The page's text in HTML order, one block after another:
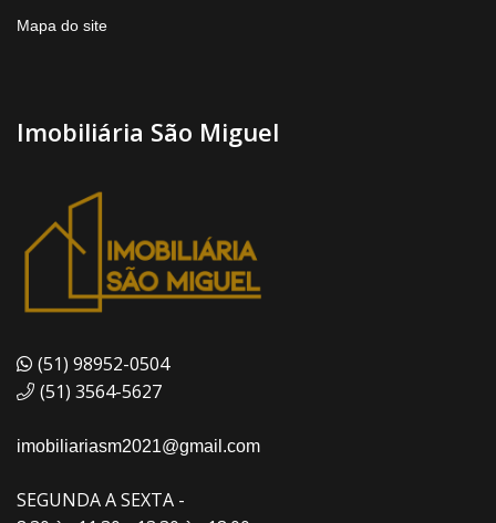
Mapa do site
Imobiliária São Miguel
(51) 98952-0504
(51) 3564-5627
imobiliariasm2021@gmail.com
SEGUNDA A SEXTA -